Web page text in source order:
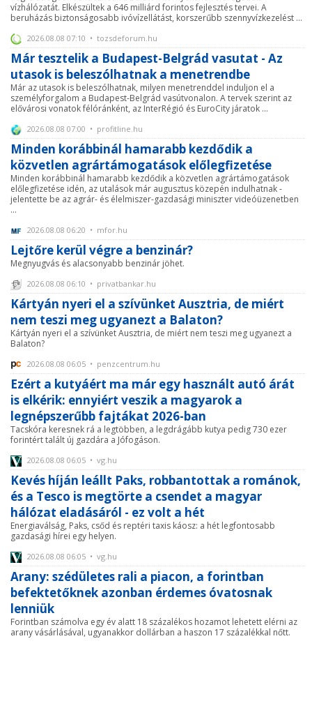
vízhálózatát. Elkészültek a 646 milliárd forintos fejlesztés tervei. A
beruházás biztonságosabb ivóvízellátást, korszerűbb szennyvízkezelést ...
2026.08.08 07:10 • tozsdeforum.hu
Már tesztelik a Budapest-Belgrád vasutat - Az
utasok is beleszólhatnak a menetrendbe
Már az utasok is beleszólhatnak, milyen menetrenddel induljon el a
személyforgalom a Budapest-Belgrád vasútvonalon. A tervek szerint az
elővárosi vonatok félóránként, az InterRégió és EuroCity járatok ...
2026.08.08 07:00 • profitline.hu
Minden korábbinál hamarabb kezdődik a
közvetlen agrártámogatások előlegfizetése
Minden korábbinál hamarabb kezdődik a közvetlen agrártámogatások
előlegfizetése idén, az utalások már augusztus közepén indulhatnak -
jelentette be az agrár- és élelmiszer-gazdasági miniszter videóüzenetben
...
2026.08.08 06:20 • mfor.hu
Lejtőre kerül végre a benzinár?
Megnyugvás és alacsonyabb benzinár jöhet.
2026.08.08 06:10 • privatbankar.hu
Kártyán nyeri el a szívünket Ausztria, de miért
nem teszi meg ugyanezt a Balaton?
Kártyán nyeri el a szívünket Ausztria, de miért nem teszi meg ugyanezt a
Balaton?
2026.08.08 06:05 • penzcentrum.hu
Ezért a kutyáért ma már egy használt autó árát
is elkérik: ennyiért veszik a magyarok a
legnépszerűbb fajtákat 2026-ban
Tacskóra keresnek rá a legtöbben, a legdrágább kutya pedig 730 ezer
forintért talált új gazdára a Jófogáson.
2026.08.08 06:05 • vg.hu
Kevés híján leállt Paks, robbantottak a románok,
és a Tesco is megtörte a csendet a magyar
hálózat eladásáról - ez volt a hét
Energiaválság, Paks, csőd és reptéri taxis káosz: a hét legfontosabb
gazdasági hírei egy helyen.
2026.08.08 06:05 • vg.hu
Arany: szédületes rali a piacon, a forintban
befektetőknek azonban érdemes óvatosnak
lenniük
Forintban számolva egy év alatt 18 százalékos hozamot lehetett elérni az
arany vásárlásával, ugyanakkor dollárban a haszon 17 százalékkal nőtt.